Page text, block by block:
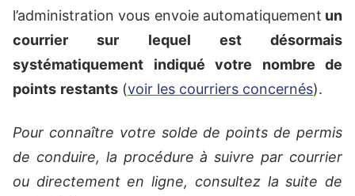
l’administration vous envoie automatiquement un
courrier sur lequel est désormais
systématiquement indiqué votre nombre de
points restants (voir les courriers concernés).
Pour connaître votre solde de points de permis
de conduire, la procédure à suivre par courrier
ou directement en ligne, consultez la suite de